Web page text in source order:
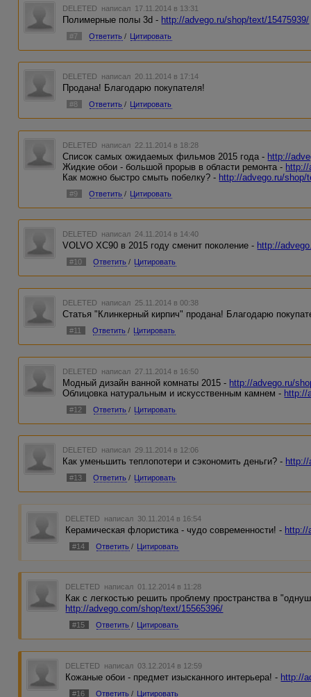
DELETED написал 17.11.2014 в 13:31
Полимерные полы 3d - http://advego.ru/shop/text/15475939/
#7 Ответить / Цитировать
DELETED написал 20.11.2014 в 17:14
Продана! Благодарю покупателя!
#8 Ответить / Цитировать
DELETED написал 22.11.2014 в 18:28
Список самых ожидаемых фильмов 2015 года - http://
Жидкие обои - большой прорыв в области ремонта -
Как можно быстро смыть побелку? - http://advego.ru/shop/
#9 Ответить / Цитировать
DELETED написал 24.11.2014 в 14:40
VOLVO XC90 в 2015 году сменит поколение - http://
#10 Ответить / Цитировать
DELETED написал 25.11.2014 в 00:38
Статья "Клинкерный кирпич" продана! Благодарю
#11 Ответить / Цитировать
DELETED написал 27.11.2014 в 16:50
Модный дизайн ванной комнаты 2015 - http://advego.ru/
Облицовка натуральным и искусственным камнем - http://
#12 Ответить / Цитировать
DELETED написал 29.11.2014 в 12:06
Как уменьшить теплопотери и сэкономить деньги? -
#13 Ответить / Цитировать
DELETED написал 30.11.2014 в 16:54
Керамическая флористика - чудо современности! - http://
#14 Ответить / Цитировать
DELETED написал 01.12.2014 в 11:28
Как с легкостью решить проблему пространства в
http://advego.com/shop/text/15565396/
#15 Ответить / Цитировать
DELETED написал 03.12.2014 в 12:59
Кожаные обои - предмет изысканного интерьера! - http://
#16 Ответить / Цитировать